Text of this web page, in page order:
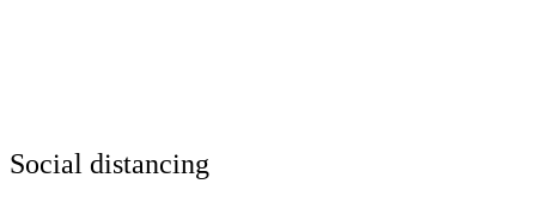
Social distancing